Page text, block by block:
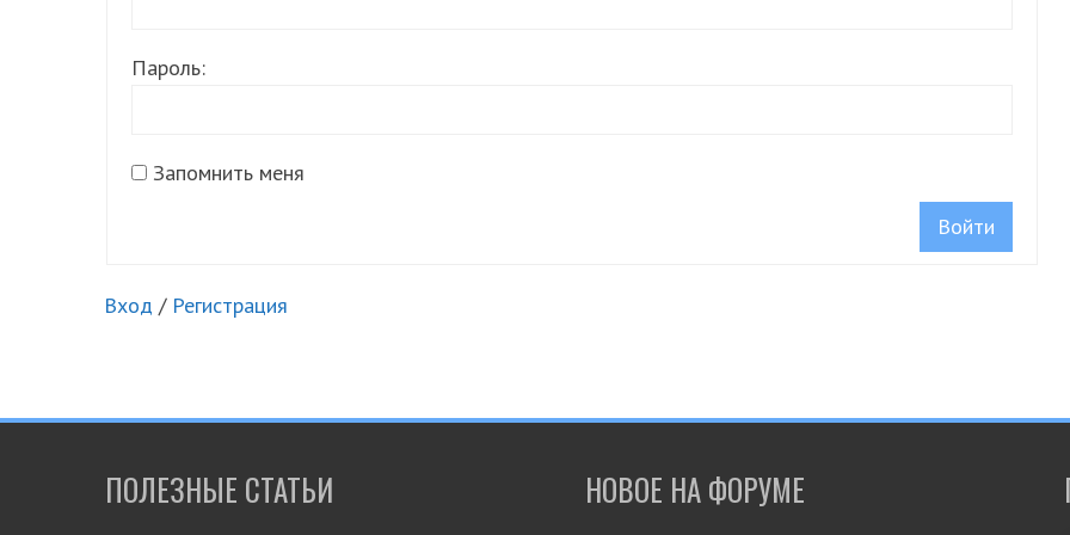
Пароль:
Запомнить меня
Войти
Вход / Регистрация
ПОЛЕЗНЫЕ СТАТЬИ НОВОЕ НА ФОРУМЕ